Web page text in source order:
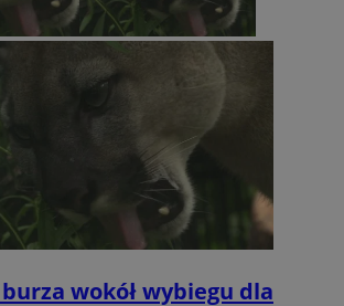
wokół wybiegu dla